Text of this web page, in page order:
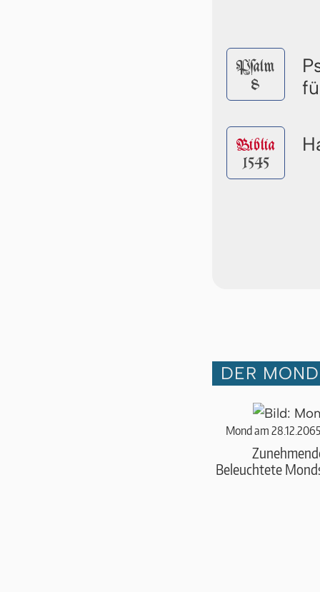
Pſalm
8
Biblia
1545
DER
Mond am
Beleuchtete